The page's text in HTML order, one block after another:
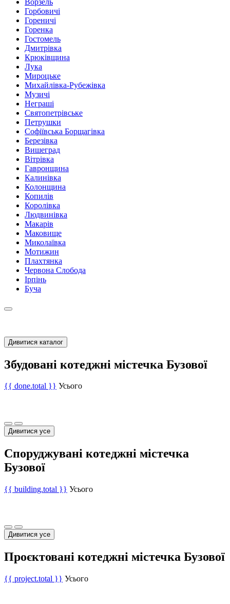
Горбовичі
Гореничі
Горенка
Гостомель
Дмитрівка
Крюківщина
Лука
Мироцьке
Михайлівка-Рубежівка
Музичі
Неграші
Святопетрівське
Петрушки
Софіївська Борщагівка
Березівка
Вишеград
Вітрівка
Гавронщина
Калинівка
Колонщина
Копилів
Королівка
Людвинівка
Макарів
Маковище
Миколаївка
Мотижин
Плахтянка
Червона Слобода
Ірпінь
Буча
Дивитися каталог
Збудовані котеджні містечка Бузової
{{ done.total }} Усього
Дивитися усе
Споруджувані котеджні містечка
Бузової
{{ building.total }} Усього
Дивитися усе
Проєктовані котеджні містечка Бузової
{{ project.total }} Усього